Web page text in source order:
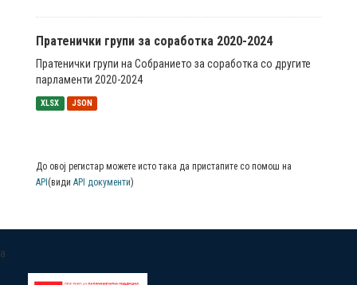
Пратенички групи за соработка 2020-2024
Пратенички групи на Собранието за соработка со другите
парламенти 2020-2024
XLSX JSON
До овој регистар можете исто така да пристапите со помош на
API (види API документи)
a